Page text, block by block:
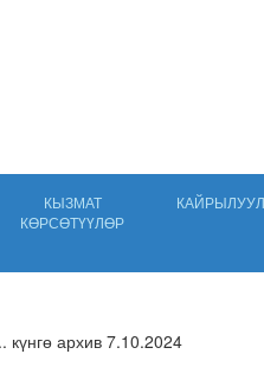
КЫЗМАТ
КӨРСӨТҮҮЛӨР
күнгө архив 7.10.2024